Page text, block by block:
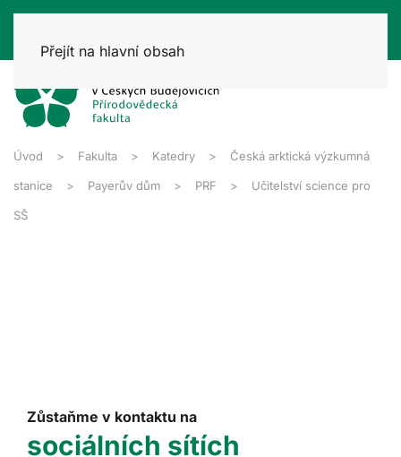
Přejít na hlavní obsah
Úvod Fakulta Katedry Česká arktická výzkumná
stanice Payerův dům PRF Učitelství science pro
SŠ
Zůstaňme v kontaktu na
sociálních sítích